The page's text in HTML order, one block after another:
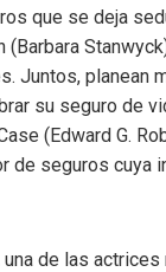
que se deja
Juntos, planean
su seguro de
(Edward G.
de seguros cuya
una de las actrices